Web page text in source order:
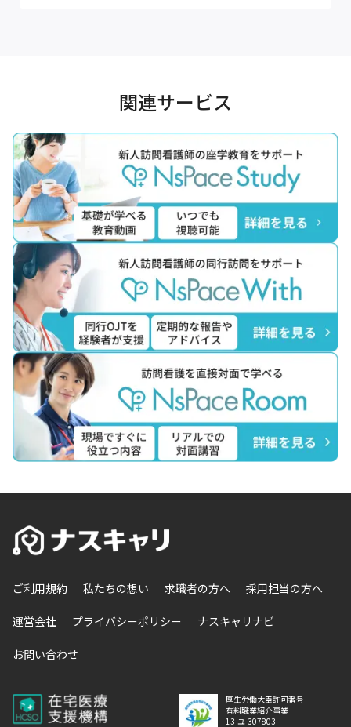
関連サービス
ご利用規約 私たちの想い 求職者の方へ 採用担当の方へ
運営会社 プライバシーポリシー ナスキャリナビ
お問い合わせ
厚生労働大臣許可番号
有料職業紹介事業
13-ユ-307803